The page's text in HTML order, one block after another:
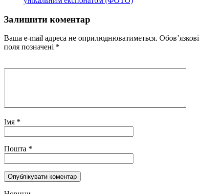
Залишити коментар
Ваша e-mail адреса не оприлюднюватиметься. Обов’язкові
поля позначені *
Імя *
Пошта *